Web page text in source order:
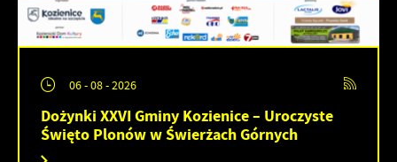
06 - 08 - 2026
Dożynki XXVI Gminy Kozienice – Uroczyste
Święto Plonów w Świerżach Górnych